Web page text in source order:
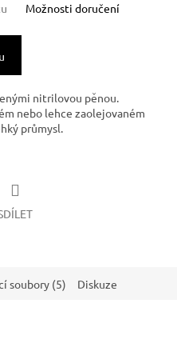
Možnosti doručení
nitrilovou pěnou.
nebo lehce zaolejovaném
průmysl.
soubory (5) Diskuze